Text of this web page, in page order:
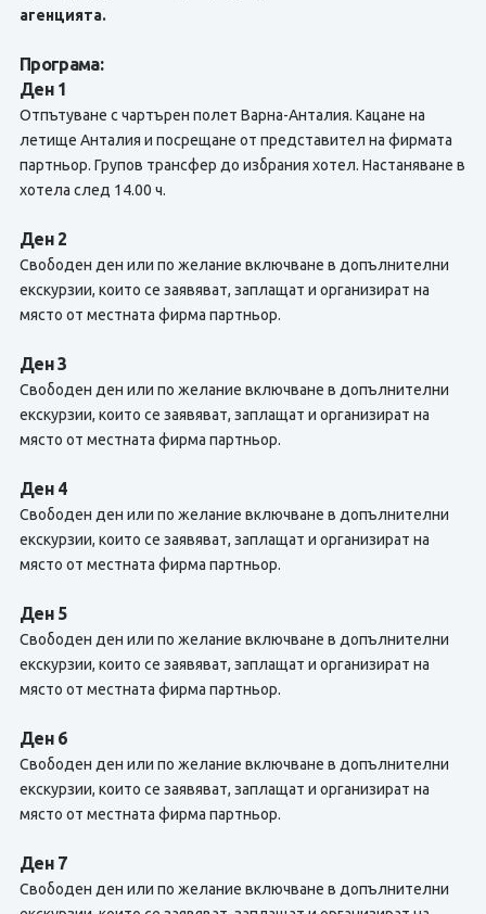
агенцията.
Програма:
Ден 1
Отпътуване с чартърен полет Варна-Анталия. Кацане на
летище Анталия и посрещане от представител на фирмата
партньор. Групов трансфер до избрания хотел. Настаняване в
хотела след 14.00 ч.
Ден 2
Свободен ден или по желание включване в допълнителни
екскурзии, които се заявяват, заплащат и организират на
място от местната фирма партньор.
Ден 3
Свободен ден или по желание включване в допълнителни
екскурзии, които се заявяват, заплащат и организират на
място от местната фирма партньор.
Ден 4
Свободен ден или по желание включване в допълнителни
екскурзии, които се заявяват, заплащат и организират на
място от местната фирма партньор.
Ден 5
Свободен ден или по желание включване в допълнителни
екскурзии, които се заявяват, заплащат и организират на
място от местната фирма партньор.
Ден 6
Свободен ден или по желание включване в допълнителни
екскурзии, които се заявяват, заплащат и организират на
място от местната фирма партньор.
Ден 7
Свободен ден или по желание включване в допълнителни